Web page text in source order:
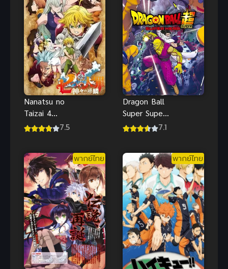
Nanatsu no
Taizai 4
Kamigami no
อัศวิน ภาค 4
เพลิงพิโรธ
ของเหล่าทวย
เทพ
7.5
Dragon Ball
Super Super
Hero ดราก้อน
ใหม่
7.1
พากย์ไทย พากย์ไทย